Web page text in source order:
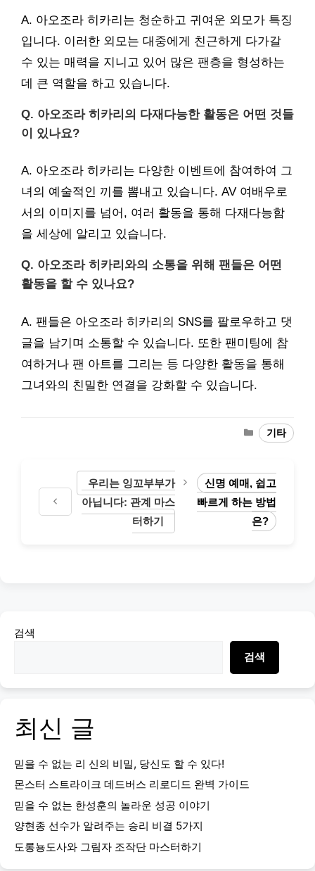
A. 아오조라 히카리는 청순하고 귀여운 외모가 특징
입니다. 이러한 외모는 대중에게 친근하게 다가갈
수 있는 매력을 지니고 있어 많은 팬층을 형성하는
데 큰 역할을 하고 있습니다.
Q. 아오조라 히카리의 다재다능한 활동은 어떤 것들
이 있나요?
A. 아오조라 히카리는 다양한 이벤트에 참여하여 그
녀의 예술적인 끼를 뽐내고 있습니다. AV 여배우로
서의 이미지를 넘어, 여러 활동을 통해 다재다능함
을 세상에 알리고 있습니다.
Q. 아오조라 히카리와의 소통을 위해 팬들은 어떤
활동을 할 수 있나요?
A. 팬들은 아오조라 히카리의 SNS를 팔로우하고 댓
글을 남기며 소통할 수 있습니다. 또한 팬미팅에 참
여하거나 팬 아트를 그리는 등 다양한 활동을 통해
그녀와의 친밀한 연결을 강화할 수 있습니다.
Categories
기타
우리는 잉꼬부부가
아닙니다: 관계 마스
터하기
신명 예매, 쉽고
빠르게 하는 방법
은?
검색
검색
최신 글
믿을 수 없는 리 신의 비밀, 당신도 할 수 있다!
몬스터 스트라이크 데드버스 리로디드 완벽 가이드
믿을 수 없는 한성훈의 놀라운 성공 이야기
양현종 선수가 알려주는 승리 비결 5가지
도롱뇽도사와 그림자 조작단 마스터하기